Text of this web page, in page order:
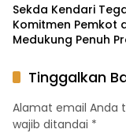
Sekda Kendari
Komitmen Pemkot
Medukung Penuh
Tinggalkan
Alamat email Anda
wajib ditandai *